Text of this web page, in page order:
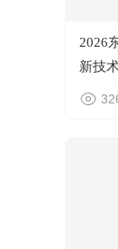
2026
新技